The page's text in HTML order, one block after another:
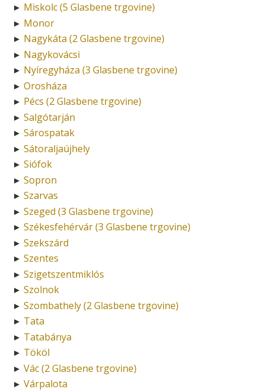
► Miskolc (5 Glasbene trgovine)
► Monor
► Nagykáta (2 Glasbene trgovine)
► Nagykovácsi
► Nyíregyháza (3 Glasbene trgovine)
► Orosháza
► Pécs (2 Glasbene trgovine)
► Salgótarján
► Sárospatak
► Sátoraljaújhely
► Siófok
► Sopron
► Szarvas
► Szeged (3 Glasbene trgovine)
► Székesfehérvár (3 Glasbene trgovine)
► Szekszárd
► Szentes
► Szigetszentmiklós
► Szolnok
► Szombathely (2 Glasbene trgovine)
► Tata
► Tatabánya
► Tököl
► Vác (2 Glasbene trgovine)
► Várpalota